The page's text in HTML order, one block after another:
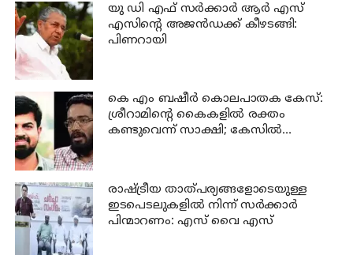
യു ഡി എഫ് സര്‍ക്കാര്‍ ആര്‍ എസ്
എസിന്റെ അജന്‍ഡക്ക്‌ കീഴടങ്ങി:
പിണറായി
കെ എം ബഷീര്‍ കൊലപാതക കേസ്:
ശ്രീറാമിന്റെ കൈകളില്‍ രക്തം
കണ്ടുവെന്ന് സാക്ഷി; കേസില്‍
രാഷ്ട്രീയ താത്പര്യങ്ങളോടെയുള്ള
ഇടപെടലുകളില്‍ നിന്ന് സര്‍ക്കാര്‍
പിന്മാറണം: എസ് വൈ എസ്